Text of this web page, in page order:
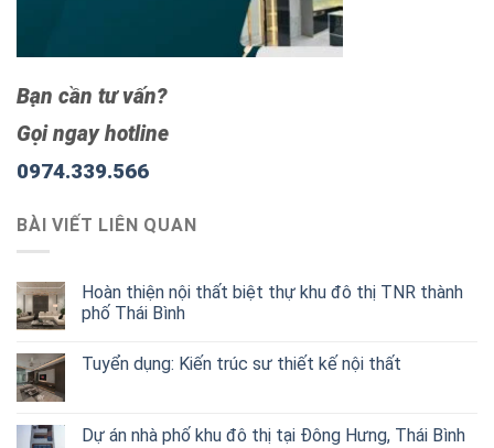
Bạn cần tư vấn?
Gọi ngay hotline
0974.339.566
BÀI VIẾT LIÊN QUAN
Hoàn thiện nội thất biệt thự khu đô thị TNR thành
phố Thái Bình
Tuyển dụng: Kiến trúc sư thiết kế nội thất
Dự án nhà phố khu đô thị tại Đông Hưng, Thái Bình